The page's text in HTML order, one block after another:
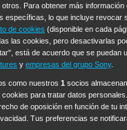
Operación: Huracán
Cinco en familia Hudson
y Lola High Country Los
Libre de Culpa
Chicago Fire Monarch
otros. Para obtener más
específicas, lo que incluye revocar
de cookies (disponible en cada
las cookies, pero desactivarlas
está de acuerdo que se
y empresas del grupo Sony.
como nuestros 1 socios
para tratar datos
de oposición en función de tu
Tus preferencias se